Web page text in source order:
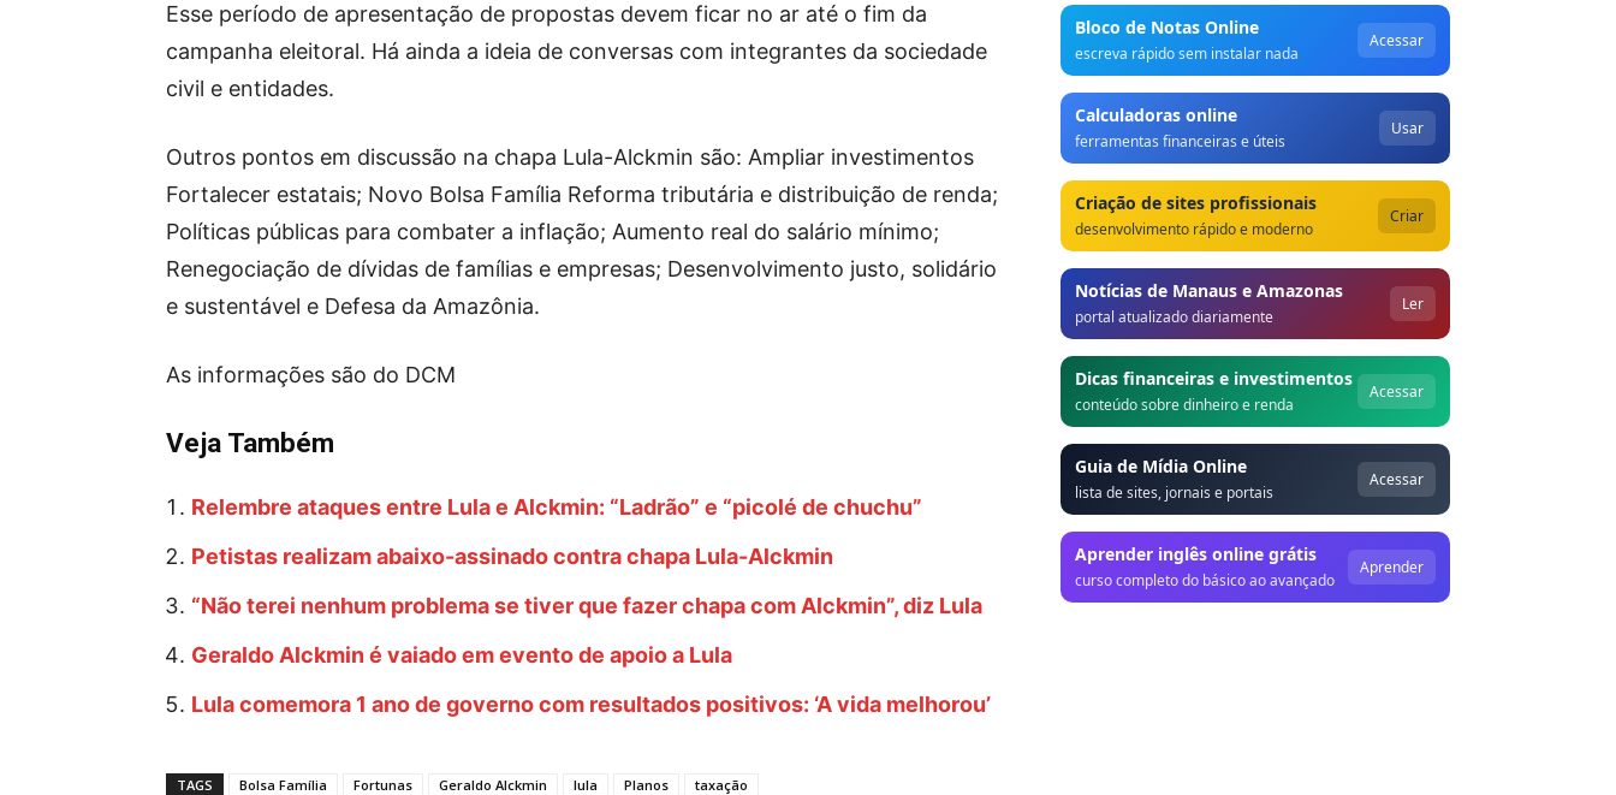
Esse período de apresentação de propostas devem ficar no ar até o fim da
campanha eleitoral. Há ainda a ideia de conversas com integrantes da sociedade
civil e entidades.
Outros pontos em discussão na chapa Lula-Alckmin são: Ampliar investimentos
Fortalecer estatais; Novo Bolsa Família Reforma tributária e distribuição de renda;
Políticas públicas para combater a inflação; Aumento real do salário mínimo;
Renegociação de dívidas de famílias e empresas; Desenvolvimento justo, solidário
e sustentável e Defesa da Amazônia.
As informações são do DCM
Veja Também
Relembre ataques entre Lula e Alckmin: “Ladrão” e “picolé de chuchu”
Petistas realizam abaixo-assinado contra chapa Lula-Alckmin
“Não terei nenhum problema se tiver que fazer chapa com Alckmin”, diz Lula
Geraldo Alckmin é vaiado em evento de apoio a Lula
Lula comemora 1 ano de governo com resultados positivos: ‘A vida melhorou’
TAGS Bolsa Família Fortunas Geraldo Alckmin lula Planos taxação
Bloco de Notas Online
escreva rápido sem instalar nada
Acessar
Calculadoras online
ferramentas financeiras e úteis
Usar
Criação de sites profissionais
desenvolvimento rápido e moderno
Criar
Notícias de Manaus e Amazonas
portal atualizado diariamente
Ler
Dicas financeiras e investimentos
conteúdo sobre dinheiro e renda
Acessar
Guia de Mídia Online
lista de sites, jornais e portais
Acessar
Aprender inglês online grátis
curso completo do básico ao avançado
Aprender